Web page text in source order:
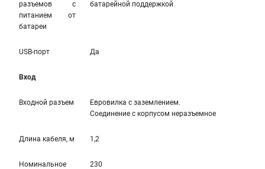
разъемов с
питанием от
батареи
батарейной поддержкой
USB-порт Да
Вход
Входной разъем
Евровилка с заземлением.
Соединение с корпусом неразъемное
Длина кабеля, м 1,2
Номинальное
230